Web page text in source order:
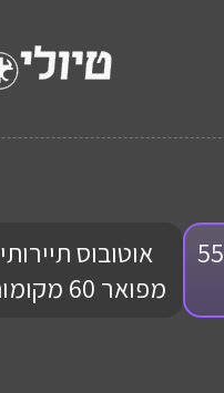
אוטובוס תיירותי 55
אוטובוס תיירותי
מפואר 60 מקומות